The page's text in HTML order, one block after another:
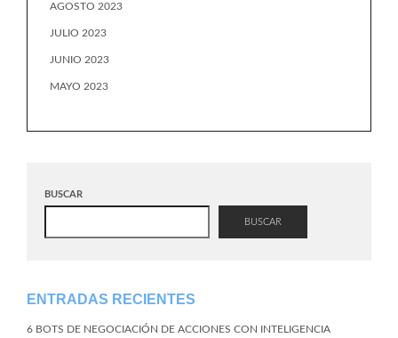
AGOSTO 2023
JULIO 2023
JUNIO 2023
MAYO 2023
BUSCAR
BUSCAR
ENTRADAS RECIENTES
6 BOTS DE NEGOCIACIÓN DE ACCIONES CON INTELIGENCIA